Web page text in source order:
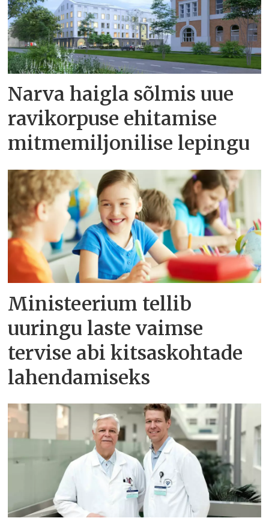
Narva haigla sõlmis uue
ravikorpuse ehitamise
mitmemiljonilise lepingu
Ministeerium tellib
uuringu laste vaimse
tervise abi kitsaskohtade
lahendamiseks